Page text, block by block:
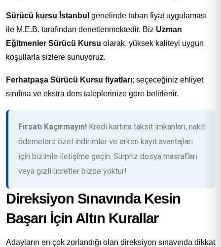
Sürücü kursu İstanbul genelinde taban fiyat uygulaması
ile M.E.B. tarafından denetlenmektedir. Biz Uzman
Eğitmenler Sürücü Kursu olarak, yüksek kaliteyi uygun
koşullarla sizlere sunuyoruz.
Ferhatpaşa Sürücü Kursu fiyatları; seçeceğiniz ehliyet
sınıfına ve ekstra ders taleplerinize göre belirlenir.
Fırsatı Kaçırmayın! Kredi kartına taksit imkanları, nakit
ödemelere özel indirimler ve erken kayıt avantajları
için bizimle iletişime geçin. Sürpriz dosya masrafları
veya gizli ücretler bizde yoktur!
Direksiyon Sınavında Kesin
Başarı İçin Altın Kurallar
Adayların en çok zorlandığı olan direksiyon sınavında dikkat